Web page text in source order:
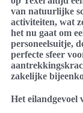
van natuurlijke
activiteiten, wat
het nu gaat om
personeelsuitje,
perfecte sfeer
zakelijke
Het eilandgevoel